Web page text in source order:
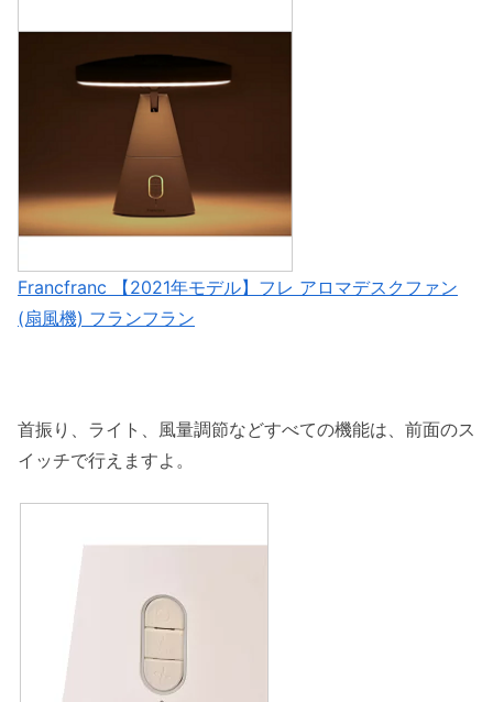
Francfranc 【2021年モデル】フレ アロマデスクファン
(扇風機) フランフラン
首振り、ライト、風量調節などすべての機能は、前面のス
イッチで行えますよ。